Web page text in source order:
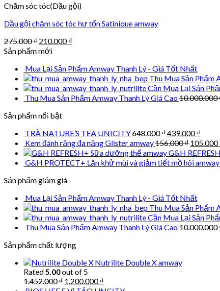
Chăm sóc tóc(Dầu gội)
Dầu gội chăm sóc tóc hư tổn Satinique amway
275.000₫ Original
price
275.000 ₫.
210.000₫
210.000 ₫.
Sản phẩm mới
Mua Lại Sản Phẩm Amway Thanh Lý - Giá Tốt Nhất
Thu Mua Sản Phẩm
Cần Mua Lại Sản
Thu Mua Sản Phẩm Amway Thanh Lý Giá Cao10.000.000
Sản phẩm nổi bật
TRÀ NATURE’S TEA UNICITY648.000₫Original
price
was:
648.000 ₫.
439.000₫
price
is:
Kem đánh răng đa năng Glister amway156.000₫ Original
price
was:
156.000 ₫.
105.000
G&H
G&H PROTECT+ Lăn khử mùi và giảm tiết mồ hôi amway
Sản phẩm giảm giá
Mua Lại Sản Phẩm Amway Thanh Lý - Giá Tốt Nhất
Thu Mua Sản Phẩm
Cần Mua Lại Sản
Thu Mua Sản Phẩm Amway Thanh Lý Giá Cao10.000.000
Sản phẩm chất lượng
Nutrilite Double X amway
Rated5.00out of 5
1.452.000₫ Original
1.200.000₫